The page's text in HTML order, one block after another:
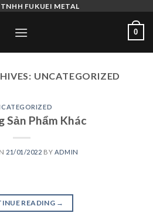
FUKUEI METAL
0
UNCATEGORIZED
Sản Phẩm Khác
21/01/2022 BY ADMIN
READING →